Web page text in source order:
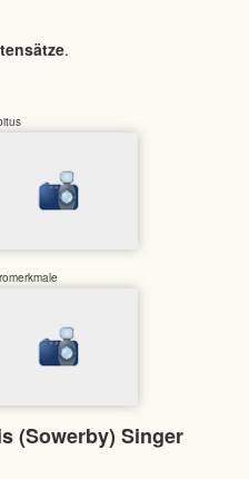
.
(Sowerby) Singer